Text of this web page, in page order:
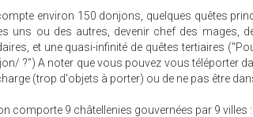
environ 150 donjons, quelques quêtes
uns ou des autres, devenir chef des mages,
et une quasi-infinité de quêtes tertiaires
?") A noter que vous pouvez vous téléporter
(trop d'objets à porter) ou de ne pas être
comporte 9 châtellenies gouvernées par 9 villes :